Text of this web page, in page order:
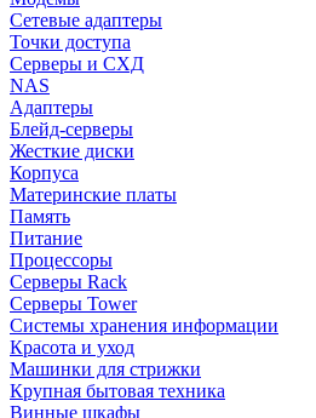
Сетевые адаптеры
Точки доступа
Серверы и СХД
NAS
Адаптеры
Блейд-серверы
Жесткие диски
Корпуса
Материнские платы
Память
Питание
Процессоры
Серверы Rack
Серверы Tower
Системы хранения информации
Красота и уход
Машинки для стрижки
Крупная бытовая техника
Винные шкафы